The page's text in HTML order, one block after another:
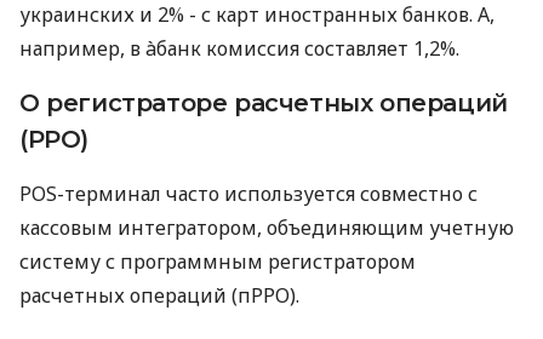
украинских и 2% - с карт иностранных банков. А,
например, в àбанк комиссия составляет 1,2%.
О регистраторе расчетных операций
(РРО)
POS-терминал часто используется совместно с
кассовым интегратором, объединяющим учетную
систему с программным регистратором
расчетных операций (пРРО).